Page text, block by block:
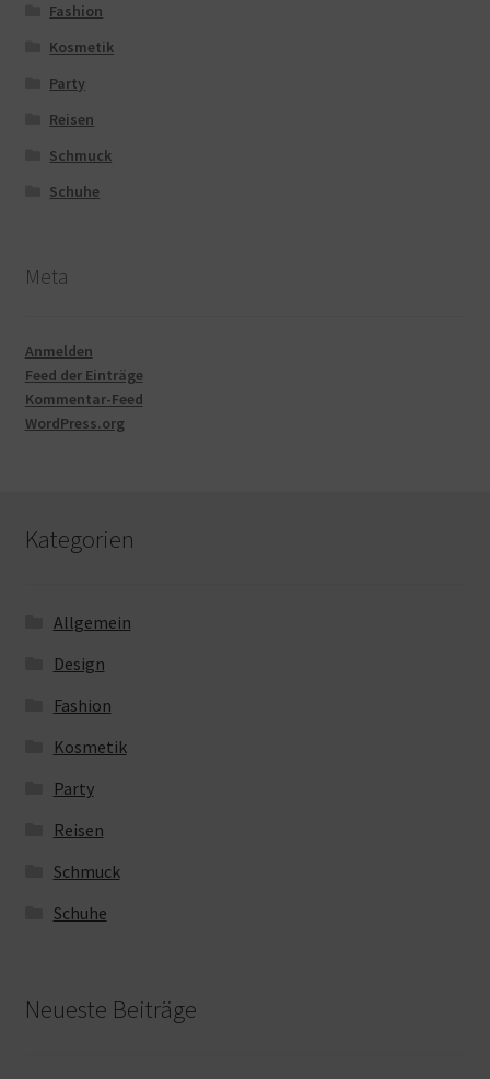
Fashion
Kosmetik
Party
Reisen
Schmuck
Schuhe
Meta
Anmelden
Feed der Einträge
Kommentar-Feed
WordPress.org
Kategorien
Allgemein
Design
Fashion
Kosmetik
Party
Reisen
Schmuck
Schuhe
Neueste Beiträge